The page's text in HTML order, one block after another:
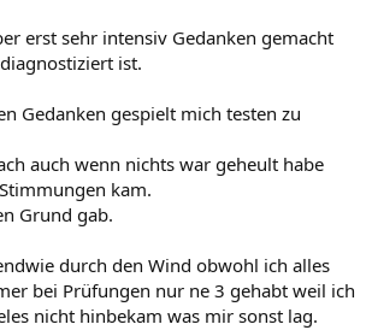
erst sehr intensiv Gedanken gemacht
ist.
Gedanken gespielt mich testen zu
auch wenn nichts war geheult habe
kam.
Grund gab.
durch den Wind obwohl ich alles
bei Prüfungen nur ne 3 gehabt weil ich
nicht hinbekam was mir sonst lag.